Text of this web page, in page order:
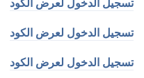
تسجيل الدخول لعرض الكود
تسجيل الدخول لعرض الكود